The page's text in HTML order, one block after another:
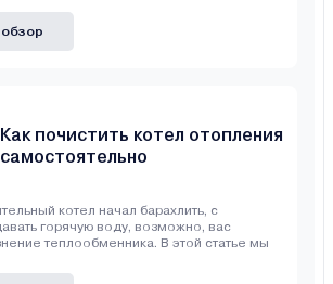
Как почистить котел отопления
самостоятельно
котел начал барахлить, с
горячую воду, возможно, вас
теплообменника. В этой статье мы